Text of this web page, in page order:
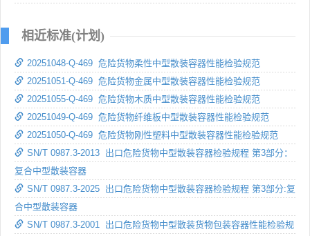
相近标准(计划)
20251048-Q-469 危险货物柔性中型散装容器性能检验规范
20251051-Q-469 危险货物金属中型散装容器性能检验规范
20251055-Q-469 危险货物木质中型散装容器性能检验规范
20251049-Q-469 危险货物纤维板中型散装容器性能检验规范
20251050-Q-469 危险货物刚性塑料中型散装容器性能检验规范
SN/T 0987.3-2013 出口危险货物中型散装容器检验规程 第3部分：
复合中型散装容器
SN/T 0987.3-2025 出口危险货物中型散装容器检验规程 第3部分:复
合中型散装容器
SN/T 0987.3-2001 出口危险货物中型散装货物包装容器性能检验规